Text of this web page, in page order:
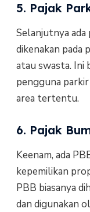
5. Pajak
Selanjutnya ada
dikenakan pada
atau swasta. Ini
pengguna
area tertentu.
6. Pajak
Keenam, ada
kepemilikan
PBB biasanya
dan digunakan